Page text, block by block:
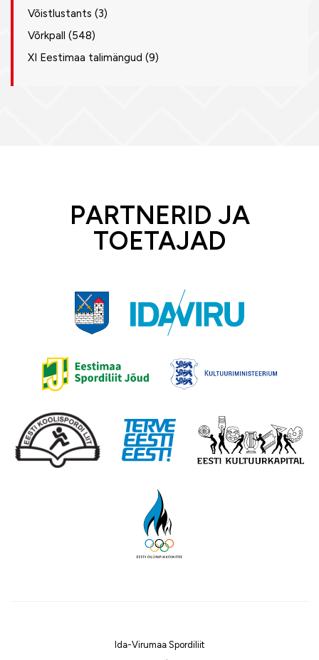
Võistlustants (3)
Võrkpall (548)
XI Eestimaa talimängud (9)
PARTNERID JA
TOETAJAD
Ida-Virumaa Spordiliit